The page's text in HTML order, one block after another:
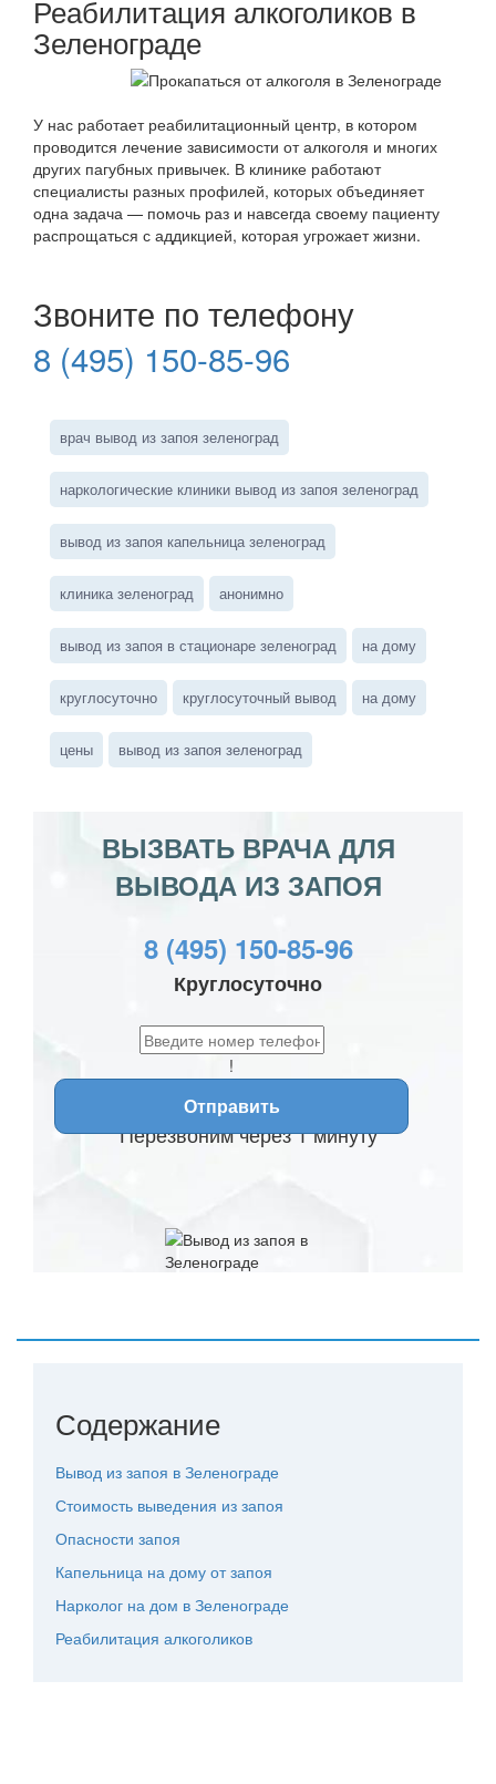
Содержание
Вывод из запоя в Зеленограде
Стоимость выведения из запоя
Опасности запоя
Капельница на дому от запоя
Нарколог на дом в Зеленограде
Реабилитация алкоголиков
Реабилитация алкоголиков в
Зеленограде
У нас работает реабилитационный центр, в котором
проводится лечение зависимости от алкоголя и многих
других пагубных привычек. В клинике работают
специалисты разных профилей, которых объединяет
одна задача — помочь раз и навсегда своему пациенту
распрощаться с аддикцией, которая угрожает жизни.
Звоните по телефону
8 (495) 150-85-96
врач вывод из запоя зеленоград
наркологические клиники вывод из запоя зеленоград
вывод из запоя капельница зеленоград
клиника зеленоград анонимно
вывод из запоя в стационаре зеленоград на дому
круглосуточно круглосуточный вывод на дому
цены вывод из запоя зеленоград
ВЫЗВАТЬ ВРАЧА ДЛЯ
ВЫВОДА ИЗ ЗАПОЯ
8 (495) 150-85-96
Круглосуточно
!
Отправить
Перезвоним через 1 минуту